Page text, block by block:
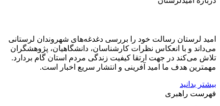
امید لرستان رسالت خود را بررسی دغدغه‌های شهروندان لرستانی
می‌داند و با انعکاس نظرات کارشناسان، دانشگاهیان، پژوهشگران
تلاش می‌کند در جهت ارتقا کیفیت زندگی مردم استان گام بردارد.
مهمترین هدف ما امید آفرینی و انتشار سریع اخبار است.
بیشتر بدانید
فهرست راهبری